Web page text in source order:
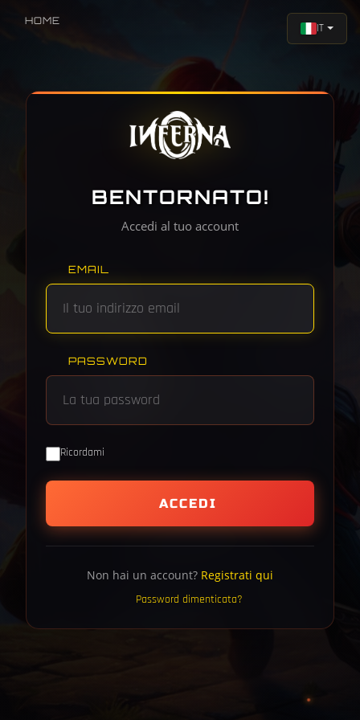
HOME
IT
BENTORNATO!
Accedi al tuo account
EMAIL
PASSWORD
Ricordami
ACCEDI
Non hai un account? Registrati qui
Password dimenticata?